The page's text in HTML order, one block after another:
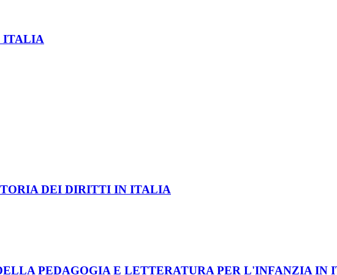
ITALIA
DEI DIRITTI IN ITALIA
PEDAGOGIA E LETTERATURA PER L'INFANZIA IN